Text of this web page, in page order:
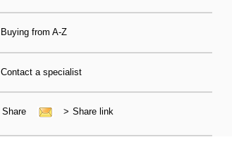
Buying from A-Z
Contact a specialist
Share > Share link